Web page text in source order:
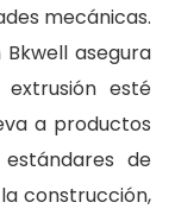
mecánicas.
asegura
esté
a productos
de
construcción,